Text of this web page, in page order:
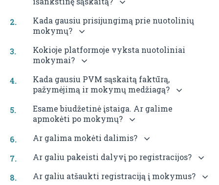
Kada gausiu prisijungimą prie nuotolinių
mokymų?
Kokioje platformoje vyksta nuotoliniai
mokymai?
Kada gausiu PVM sąskaitą faktūrą,
pažymėjimą ir mokymų medžiagą?
Esame biudžetinė įstaiga. Ar galime
apmokėti po mokymų?
Ar galima mokėti dalimis?
Ar galiu pakeisti dalyvį po registracijos?
Ar galiu atšaukti registraciją į mokymus?